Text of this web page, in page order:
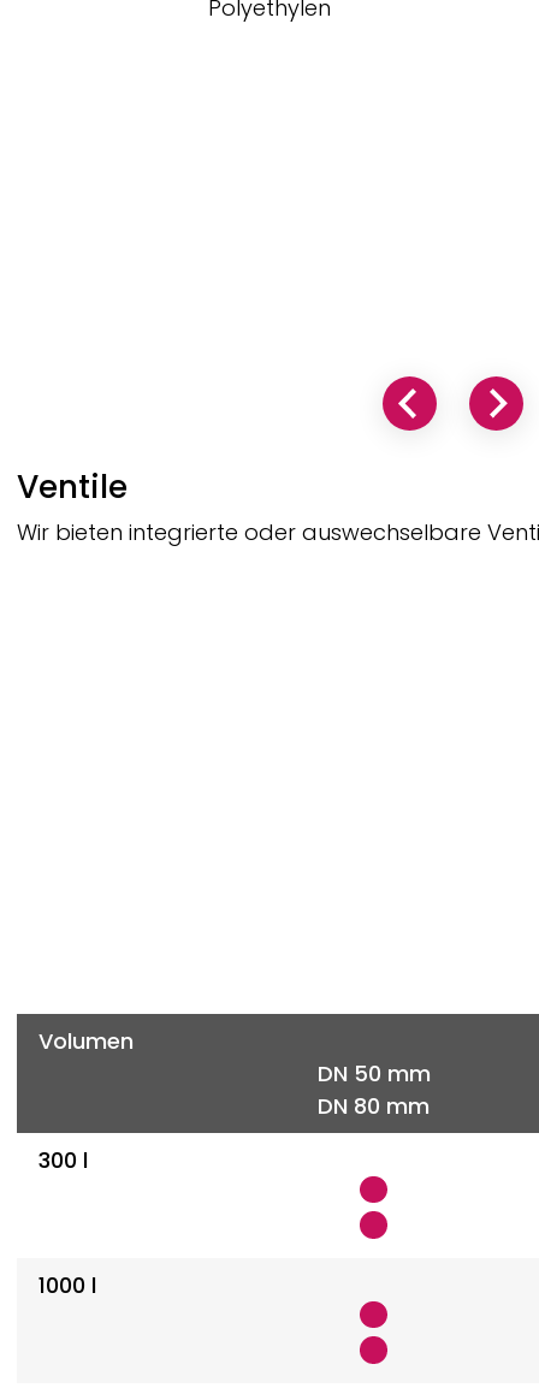
Polyethylen
Ventile
Wir bieten integrierte oder auswechselbare
Volumen
DN 50 mm
DN 80 mm
300 l
1000 l